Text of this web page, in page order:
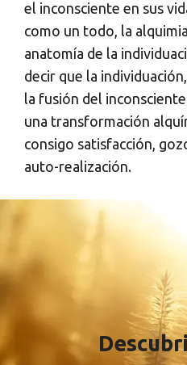
el inconsciente en sus
como un todo, la
anatomía de la
decir que la
la fusión del
una transformación
consigo satisfacción,
auto-realización.